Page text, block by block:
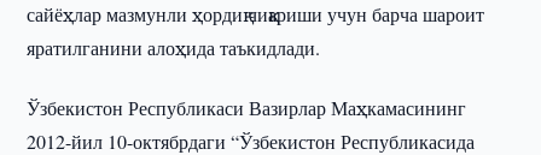
сайёҳлар мазмунли ҳордиқ чиқариши учун барча шароит
яратилганини алоҳида таъкидлади.
Ўзбекистон Республикаси Вазирлар Маҳкамасининг
2012-йил 10-октябрдаги “Ўзбекистон Республикасида